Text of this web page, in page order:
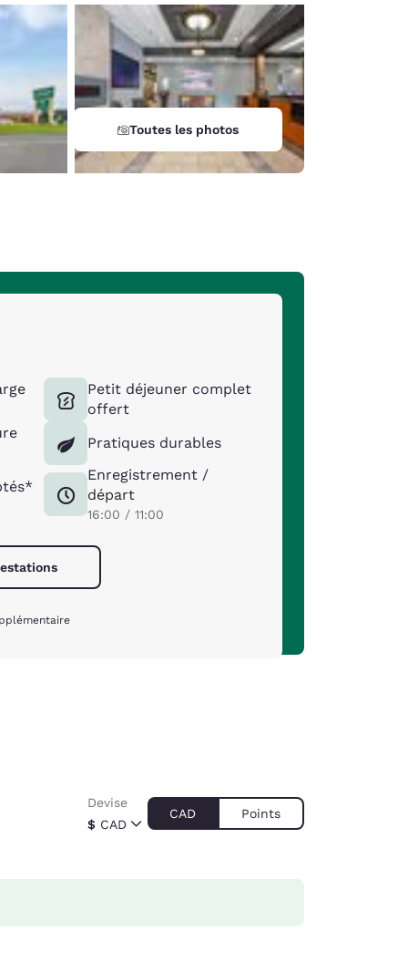
Toutes les photos
Petit déjeuner complet
offert
Pratiques durables
Enregistrement /
départ
16:00 / 11:00
$ CAD
Devise
CAD Points